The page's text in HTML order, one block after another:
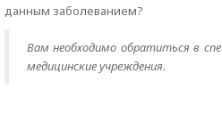
данным заболеванием?
Вам необходимо обратиться в
медицинские учреждения.